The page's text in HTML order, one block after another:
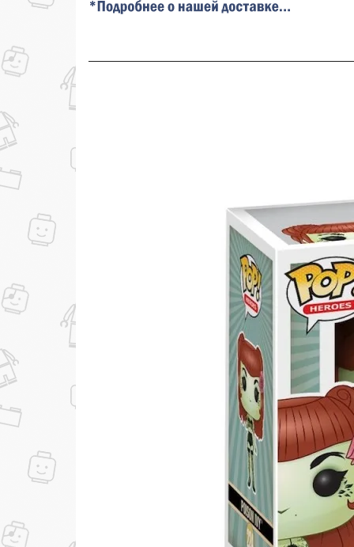
на нашем сайте
100₽
Участвуйте в конкурсах и розыгрышах в
Подробные условия всех акций и бонусов...